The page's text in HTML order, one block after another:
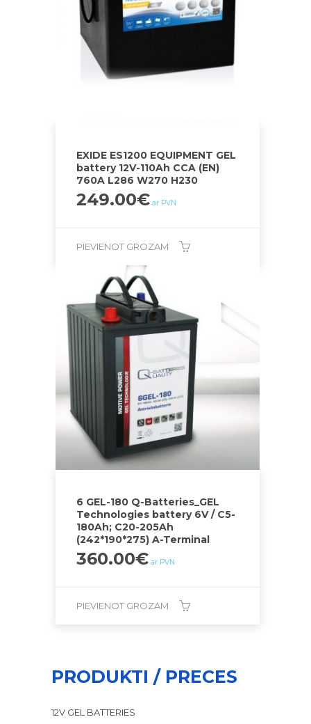
EXIDE ES1200 EQUIPMENT GEL
battery 12V-110Ah CCA (EN)
760A L286 W270 H230
249.00€ ar PVN
PIEVIENOT GROZAM
6 GEL-180 Q-Batteries_GEL
Technologies battery 6V / C5-
180Ah; C20-205Ah
(242*190*275) A-Terminal
360.00€ ar PVN
PIEVIENOT GROZAM
PRODUKTI / PRECES
12V GEL BATTERIES